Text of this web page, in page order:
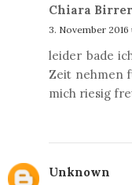
Chiara Birrer
3. November 2016
leider bade
Zeit nehmen
mich riesig
Unknown